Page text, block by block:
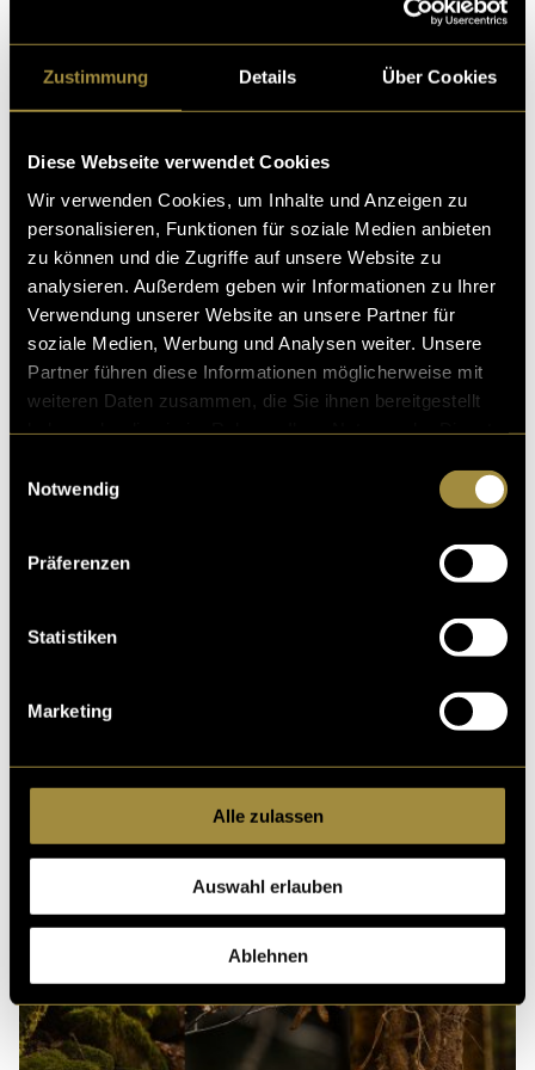
Zustimmung Details Über Cookies
Diese Webseite verwendet Cookies
Wir verwenden Cookies, um Inhalte und Anzeigen zu
personalisieren, Funktionen für soziale Medien anbieten
zu können und die Zugriffe auf unsere Website zu
analysieren. Außerdem geben wir Informationen zu Ihrer
Verwendung unserer Website an unsere Partner für
soziale Medien, Werbung und Analysen weiter. Unsere
Partner führen diese Informationen möglicherweise mit
weiteren Daten zusammen, die Sie ihnen bereitgestellt
Notwendig
Präferenzen
Statistiken
Marketing
Alle zulassen
Auswahl erlauben
Ablehnen